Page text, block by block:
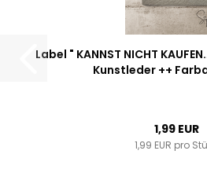
Label " KANNST NICHT
Kunstleder ++
1,99 EUR
1,99 EUR pro